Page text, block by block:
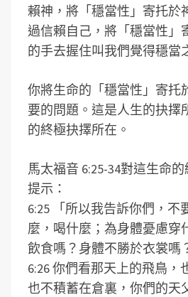
賴神，將「穩當性」寄托於
過信賴自己，將「穩當性」
的手去握住叫我們覺得穩當
你將生命的「穩當性」寄托
要的問題。這是人生的抉擇
的終極抉擇所在。
馬太福音 6:25-34對這生命
提示：
6:25 「所以我告訴你們，不
麼，喝什麼；為身體憂慮穿
飲食嗎？身體不勝於衣裳嗎
6:26 你們看那天上的飛鳥，
也不積蓄在倉裏，你們的天